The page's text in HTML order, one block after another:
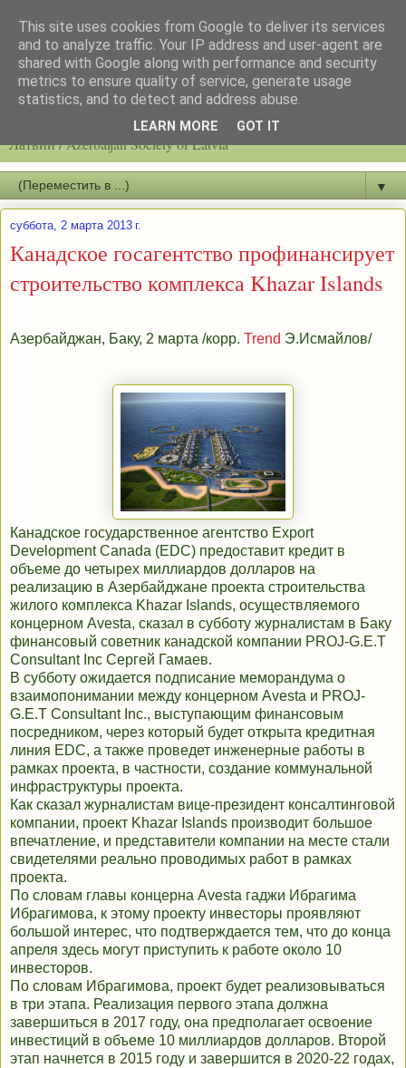
Latvijas azerbaidžāņu biedrību / Общество азербайджанцев
Латвии / Azerbaijan Society of Latvia
▼
суббота, 2 марта 2013 г.
Канадское госагентство профинансирует
строительство комплекса Khazar Islands
Азербайджан, Баку, 2 марта /корр. Trend Э.Исмайлов/
Канадское государственное агентство Export
Development Canada (EDC) предоставит кредит в
объеме до четырех миллиардов долларов на
реализацию в Азербайджане проекта строительства
жилого комплекса Khazar Islands, осуществляемого
концерном Avesta, сказал в субботу журналистам в Баку
финансовый советник канадской компании PROJ-G.E.T
Consultant Inc Сергей Гамаев.
В субботу ожидается подписание меморандума о
взаимопонимании между концерном Avesta и PROJ-
G.E.T Consultant Inc., выступающим финансовым
посредником, через который будет открыта кредитная
линия EDC, а также проведет инженерные работы в
рамках проекта, в частности, создание коммунальной
инфраструктуры проекта.
Как сказал журналистам вице-президент консалтинговой
компании, проект Khazar Islands производит большое
впечатление, и представители компании на месте стали
свидетелями реально проводимых работ в рамках
проекта.
По словам главы концерна Avesta гаджи Ибрагима
Ибрагимова, к этому проекту инвесторы проявляют
большой интерес, что подтверждается тем, что до конца
апреля здесь могут приступить к работе около 10
инвесторов.
По словам Ибрагимова, проект будет реализовываться
в три этапа. Реализация первого этапа должна
завершиться в 2017 году, она предполагает освоение
инвестиций в объеме 10 миллиардов долларов. Второй
этап начнется в 2015 году и завершится в 2020-22 годах,
This site uses cookies from Google to deliver its services
and to analyze traffic. Your IP address and user-agent are
shared with Google along with performance and security
metrics to ensure quality of service, generate usage
statistics, and to detect and address abuse.
LEARN MORE GOT IT